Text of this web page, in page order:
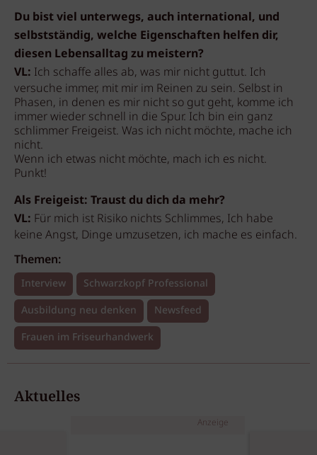
Du bist viel unterwegs, auch international, und
selbstständig, welche Eigenschaften helfen dir,
diesen Lebensalltag zu meistern?
VL: Ich schaffe alles ab, was mir nicht guttut. Ich
versuche immer, mit mir im Reinen zu sein. Selbst in
Phasen, in denen es mir nicht so gut geht, komme ich
immer wieder schnell in die Spur. Ich bin ein ganz
schlimmer Freigeist. Was ich nicht möchte, mache ich
nicht.
Wenn ich etwas nicht möchte, mach ich es nicht.
Punkt!
Als Freigeist: Traust du dich da mehr?
VL: Für mich ist Risiko nichts Schlimmes, Ich habe
keine Angst, Dinge umzusetzen, ich mache es einfach.
Themen:
Interview
Schwarzkopf Professional
Ausbildung neu denken
Newsfeed
Frauen im Friseurhandwerk
Aktuelles
Anzeige